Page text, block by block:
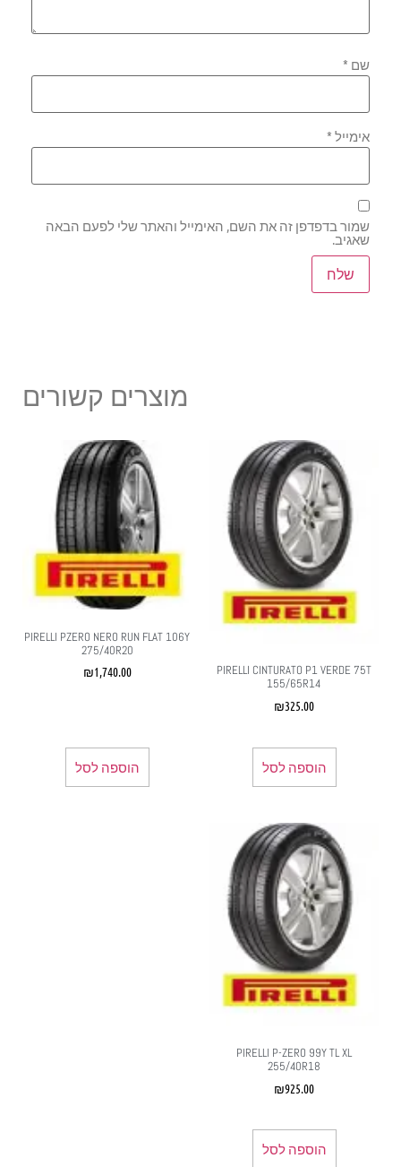
שם*
אימייל*
שמור בדפדפן זה את השם, האימייל והאתר שלי לפעם הבאה
שאגיב.
מוצרים קשורים
PIRELLI CINTURATO P1 VERDE 75T
155/65R14
₪325.00
הוספה לסל
PIRELLI PZERO NERO RUN FLAT 106Y
275/40R20
₪1,740.00
הוספה לסל
PIRELLI P-ZERO 99Y TL XL
255/40R18
₪925.00
הוספה לסל